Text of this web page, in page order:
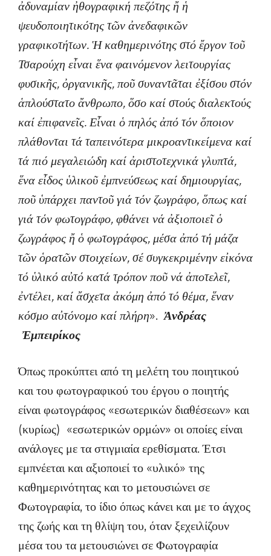
ἀδυναμίαν ἠθογραφική πεζότης ἤ ἡ
ψευδοποιητικότης τῶν ἀνεδαφικῶν
γραφικοτήτων. Ἡ καθημερινότης στό ἔργον τοῦ
Τσαρούχη εἶναι ἕνα φαινόμενον λειτουργίας
φυσικῆς, ὀργανικῆς, ποῦ συναντᾶται ἐξίσου στόν
ἁπλούστατο ἄνθρωπο, ὅσο καί στούς διαλεκτούς
καί ἐπιφανεῖς. Εἶναι ὁ πηλός ἀπό τόν ὅποιον
πλάθονται τά ταπεινότερα μικροαντικείμενα καί
τά πιό μεγαλειώδη καί ἀριστοτεχνικά γλυπτά,
ἕνα εἶδος ὑλικοῦ ἐμπνεύσεως καί δημιουργίας,
ποῦ ὑπάρχει παντοῦ γιά τόν ζωγράφο, ὅπως καί
γιά τόν φωτογράφο, φθάνει νά ἀξιοποιεῖ ὁ
ζωγράφος ἤ ὁ φωτογράφος, μέσα ἀπό τή μάζα
τῶν ὁρατῶν στοιχείων, σέ συγκεκριμένην εἰκόνα
τό ὑλικό αὐτό κατά τρόπον ποῦ νά ἀποτελεῖ,
ἐντέλει, καί ἄσχετα ἀκόμη ἀπό τό θέμα, ἕναν
κόσμο αὐτόνομο καί πλήρη». Ἀνδρέας
Ἐμπειρίκος
Όπως προκύπτει από τη μελέτη του ποιητικού
και του φωτογραφικού του έργου ο ποιητής
είναι φωτογράφος «εσωτερικών διαθέσεων» και
(κυρίως) «εσωτερικών ορμών» οι οποίες είναι
ανάλογες με τα στιγμιαία ερεθίσματα. Έτσι
εμπνέεται και αξιοποιεί το «υλικό» της
καθημερινότητας και το μετουσιώνει σε
Φωτογραφία, το ίδιο όπως κάνει και με το άγχος
της ζωής και τη θλίψη του, όταν ξεχειλίζουν
μέσα του τα μετουσιώνει σε Φωτογραφία